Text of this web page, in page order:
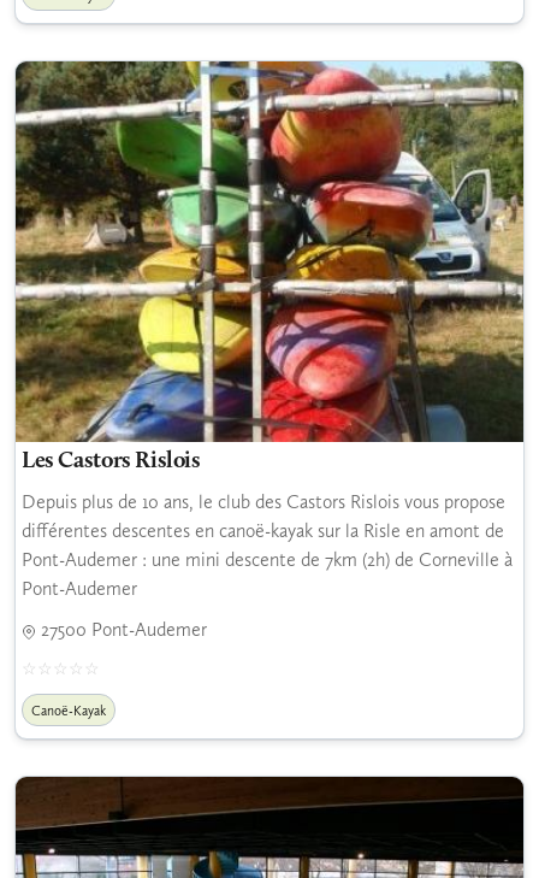
Les Castors Rislois
Depuis plus de 10 ans, le club des Castors Rislois vous propose
différentes descentes en canoë-kayak sur la Risle en amont de
Pont-Audemer : une mini descente de 7km (2h) de Corneville à
Pont-Audemer
27500 Pont-Audemer
Canoë-Kayak